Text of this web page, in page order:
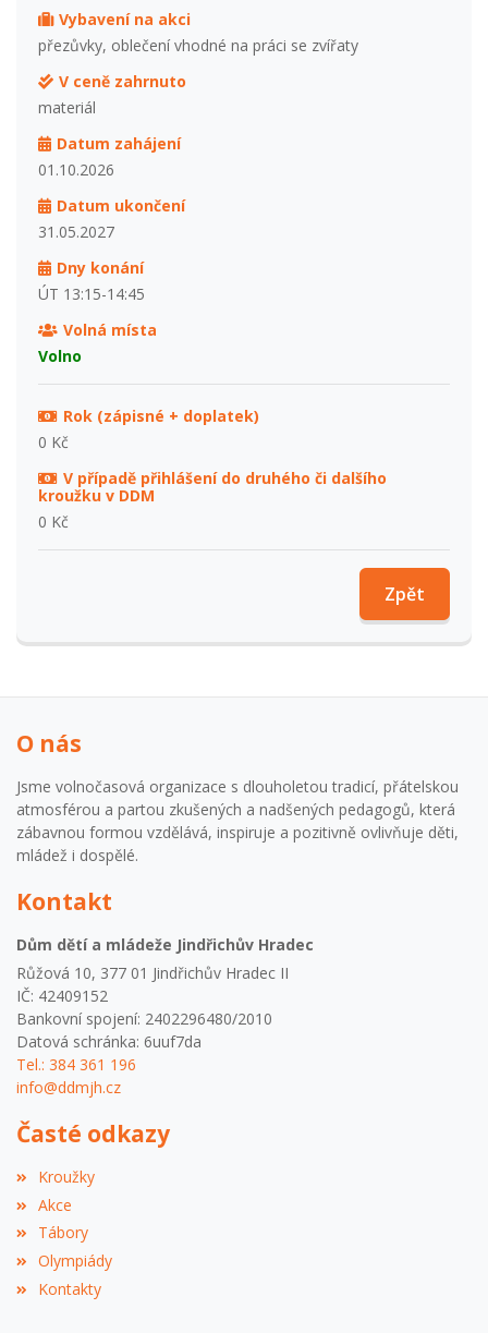
Vybavení na akci
přezůvky, oblečení vhodné na práci se zvířaty
V ceně zahrnuto
materiál
Datum zahájení
01.10.2026
Datum ukončení
31.05.2027
Dny konání
ÚT 13:15-14:45
Volná místa
Volno
Rok (zápisné + doplatek)
0 Kč
V případě přihlášení do druhého či dalšího
kroužku v DDM
0 Kč
Zpět
O nás
Jsme volnočasová organizace s dlouholetou tradicí, přátelskou
atmosférou a partou zkušených a nadšených pedagogů, která
zábavnou formou vzdělává, inspiruje a pozitivně ovlivňuje děti,
mládež i dospělé.
Kontakt
Dům dětí a mládeže Jindřichův Hradec
Růžová 10, 377 01 Jindřichův Hradec II
IČ: 42409152
Bankovní spojení: 2402296480/2010
Datová schránka: 6uuf7da
Tel.: 384 361 196
info@ddmjh.cz
Časté odkazy
Kroužky
Akce
Tábory
Olympiády
Kontakty